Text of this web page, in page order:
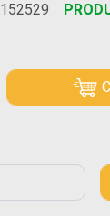
152529